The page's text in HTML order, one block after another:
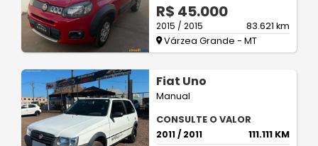
R$ 45.000
2015 / 2015
83.621 km
Várzea Grande - MT
Fiat Uno
Manual
CONSULTE O VALOR
2011 / 2011
111.111 KM